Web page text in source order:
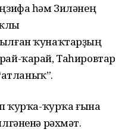
һәм Зиләнең
ҡунаҡтарҙың
ҡарай, Таһировтар
ҡурҡа-ҡурҡа ғына
рәхмәт.